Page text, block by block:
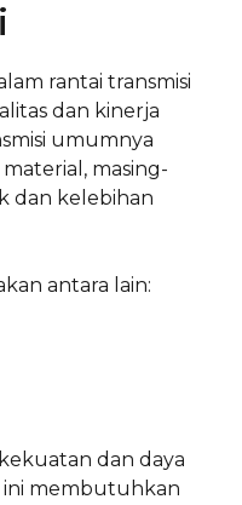
rantai transmisi
dan kinerja
umumnya
masing-
dan kelebihan
antara lain:
dan daya
ini membutuhkan